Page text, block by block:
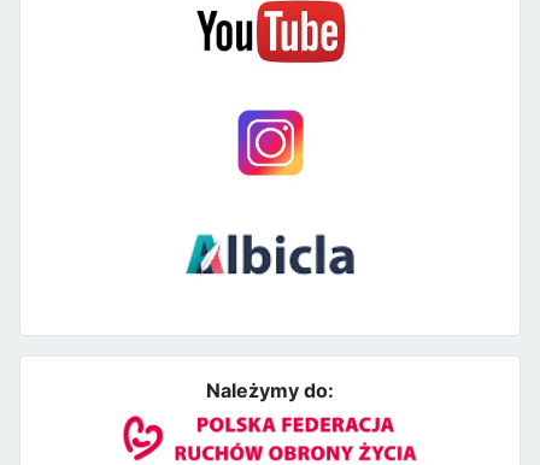
Należymy do: